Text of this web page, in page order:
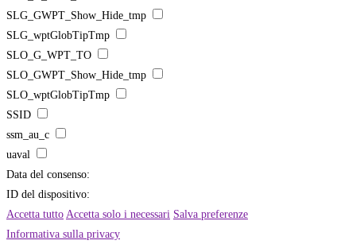
SLG_GWPT_Show_Hide_tmp
SLG_wptGlobTipTmp
SLO_G_WPT_TO
SLO_GWPT_Show_Hide_tmp
SLO_wptGlobTipTmp
SSID
ssm_au_c
uaval
Data del consenso:
ID del dispositivo:
Accetta tutto Accetta solo i necessari Salva preferenze
Informativa sulla privacy